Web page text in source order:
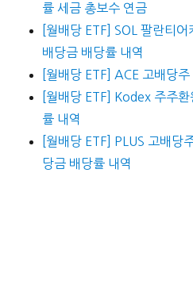
률 세금 총보수 연금
[월배당 ETF] SOL 팔란티
배당금 배당률 내역
[월배당 ETF] ACE 고배당
[월배당 ETF] Kodex 주주
률 내역
[월배당 ETF] PLUS 고배당
당금 배당률 내역